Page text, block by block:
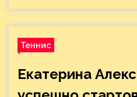
Теннис
Екатерина